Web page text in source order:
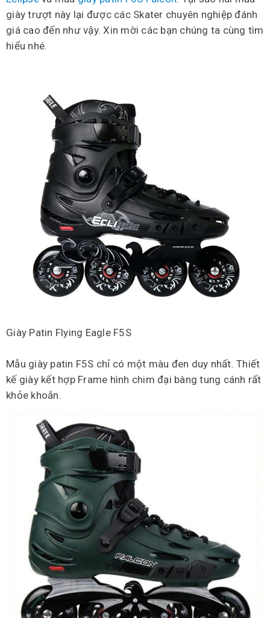
giày trượt này lại được các Skater chuyên nghiệp đánh
giá cao đến như vậy. Xin mời các bạn chúng ta cùng tìm
hiểu nhé.
Giày Patin Flying Eagle F5S
Mẫu giày patin F5S chỉ có một màu đen duy nhất. Thiết
kế giày kết hợp Frame hình chim đại bàng tung cánh rất
khỏe khoắn.